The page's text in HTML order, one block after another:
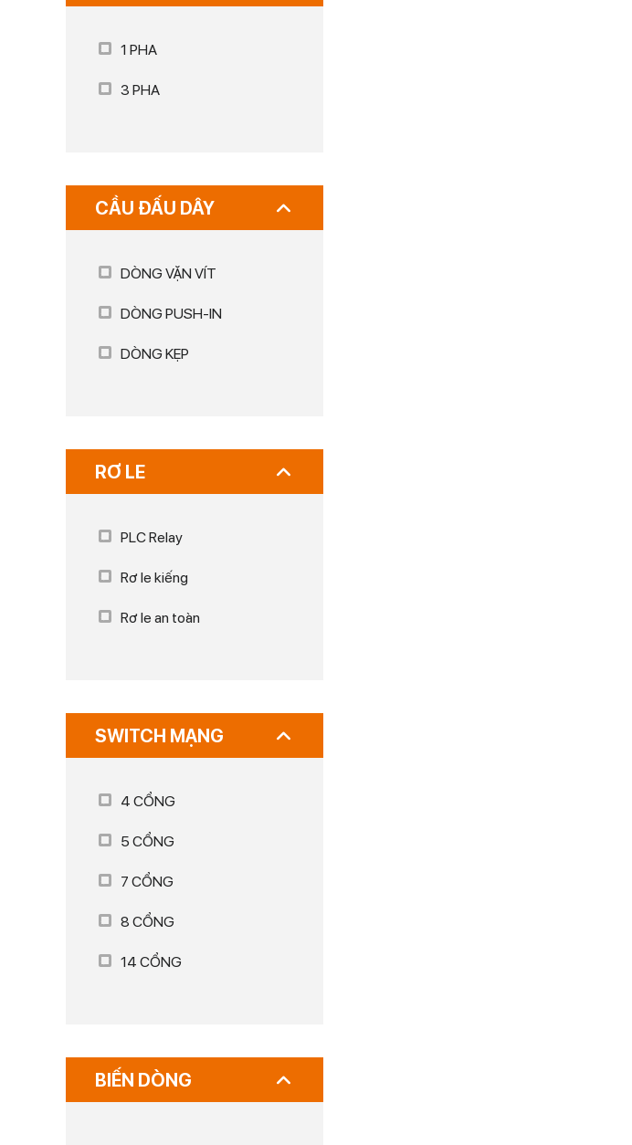
1 PHA
3 PHA
CẦU ĐẤU DÂY
DÒNG VẶN VÍT
DÒNG PUSH-IN
DÒNG KẸP
RƠ LE
PLC Relay
Rơ le kiếng
Rơ le an toàn
SWITCH MẠNG
4 CỔNG
5 CỔNG
7 CỔNG
8 CỔNG
14 CỔNG
BIẾN DÒNG